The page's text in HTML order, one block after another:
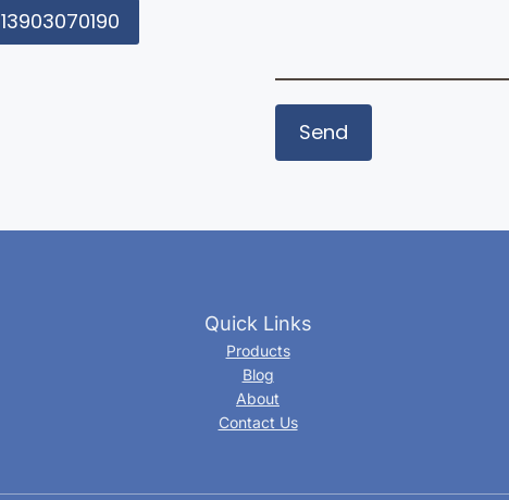
13903070190
Quick Links
Products
Blog
About
Contact Us